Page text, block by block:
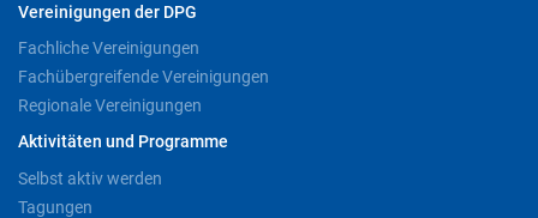
Vereinigungen der DPG
Fachliche Vereinigungen
Fachübergreifende Vereinigungen
Regionale Vereinigungen
Aktivitäten und Programme
Selbst aktiv werden
Tagungen